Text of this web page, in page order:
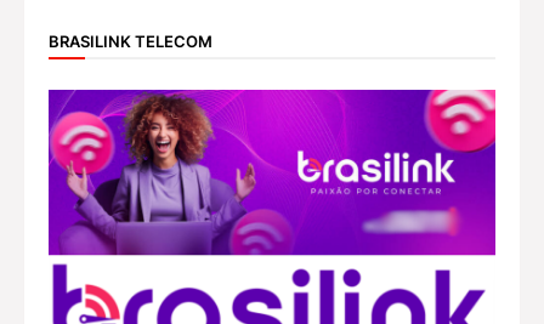
BRASILINK TELECOM